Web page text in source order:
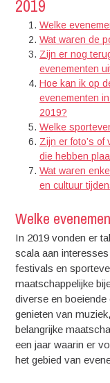
2019
Welke
Wat waren de
Zijn er nog
evenementen
Hoe kan ik op
evenementen
2019?
Welke
Zijn er foto’s of
die hebben
Wat waren
en cultuur
Welke
In 2019 vonden er
scala aan
festivals en
maatschappelijke
diverse en
genieten van
belangrijke
een jaar waarin er
het gebied van